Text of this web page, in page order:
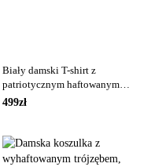
Biały damski T-shirt z
patriotycznym haftowanym
nadrukiem „Mapa Ukrainy” w
499zł